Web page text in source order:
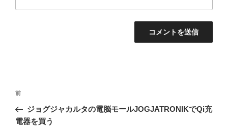
投
ナ
前
の
投
前
ジョグジャカルタの電脳モールJOGJATRONIKでQi充
電器を買う